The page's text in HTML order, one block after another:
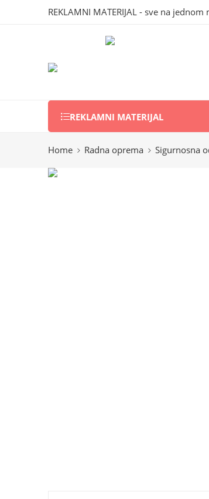
REKLAMNI MATERIJAL - sve na jednom
REKLAMNI MATERIJAL
Home Radna oprema Sigurnosna